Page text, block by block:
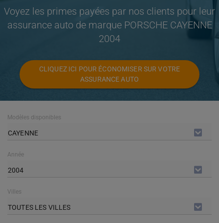
Voyez les primes payées par nos clients pour leur
assurance auto de marque PORSCHE CAYENNE
2004
CLIQUEZ ICI POUR ÉCONOMISER SUR VOTRE
ASSURANCE AUTO
Modèles disponibles
CAYENNE
Année
2004
Villes
TOUTES LES VILLES